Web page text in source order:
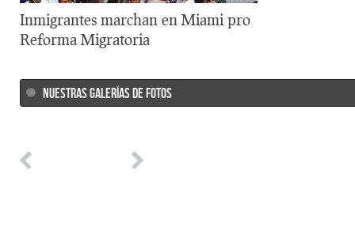
Inmigrantes marchan en Miami pro
Reforma Migratoria
NUESTRAS GALERÍAS DE FOTOS